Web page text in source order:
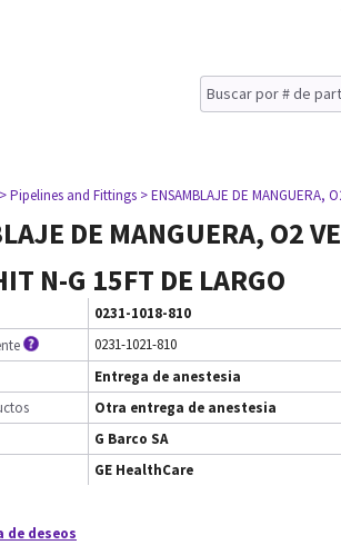
> Pipelines and Fittings > ENSAMBLAJE DE MANGUERA,
DE MANGUERA, O2
N-G 15FT DE LARGO
0231-1018-810
0231-1021-810
Entrega de anestesia
Otra entrega de anestesia
G Barco SA
GE HealthCare
de deseos